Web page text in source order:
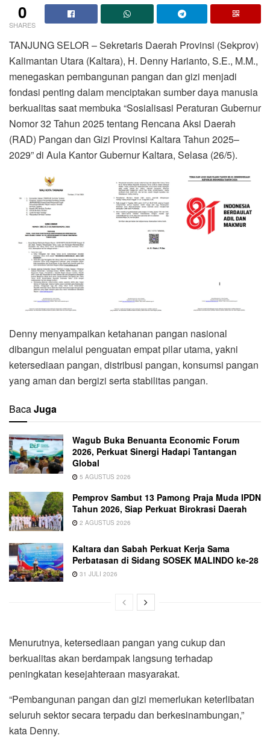
0
SHARES
TANJUNG SELOR – Sekretaris Daerah Provinsi (Sekprov)
Kalimantan Utara (Kaltara), H. Denny Harianto, S.E., M.M.,
menegaskan pembangunan pangan dan gizi menjadi
fondasi penting dalam menciptakan sumber daya manusia
berkualitas saat membuka “Sosialisasi Peraturan Gubernur
Nomor 32 Tahun 2025 tentang Rencana Aksi Daerah
(RAD) Pangan dan Gizi Provinsi Kaltara Tahun 2025–
2029” di Aula Kantor Gubernur Kaltara, Selasa (26/5).
Denny menyampaikan ketahanan pangan nasional
dibangun melalui penguatan empat pilar utama, yakni
ketersediaan pangan, distribusi pangan, konsumsi pangan
yang aman dan bergizi serta stabilitas pangan.
BacaJuga
Wagub Buka Benuanta Economic Forum
2026, Perkuat Sinergi Hadapi Tantangan
Global
5 AGUSTUS 2026
Pemprov Sambut 13 Pamong Praja Muda IPDN
Tahun 2026, Siap Perkuat Birokrasi Daerah
2 AGUSTUS 2026
Kaltara dan Sabah Perkuat Kerja Sama
Perbatasan di Sidang SOSEK MALINDO ke-28
31 JULI 2026
Menurutnya, ketersediaan pangan yang cukup dan
berkualitas akan berdampak langsung terhadap
peningkatan kesejahteraan masyarakat.
“Pembangunan pangan dan gizi memerlukan keterlibatan
seluruh sektor secara terpadu dan berkesinambungan,”
kata Denny.